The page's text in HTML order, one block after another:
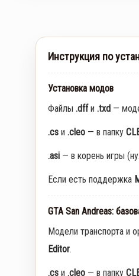
Инструкция по
Установка модов
Файлы .dffи .txd —
.cs и .cleo — в папку
.asi — в корень игры
Если есть поддержка
GTA San Andreas:
Модели транспорта и
Editor.
.cs и .cleo — в папку